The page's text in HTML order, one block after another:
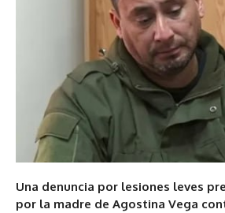
Una denuncia por lesiones leves
por la madre de Agostina Vega